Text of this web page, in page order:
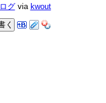
グvia kwout